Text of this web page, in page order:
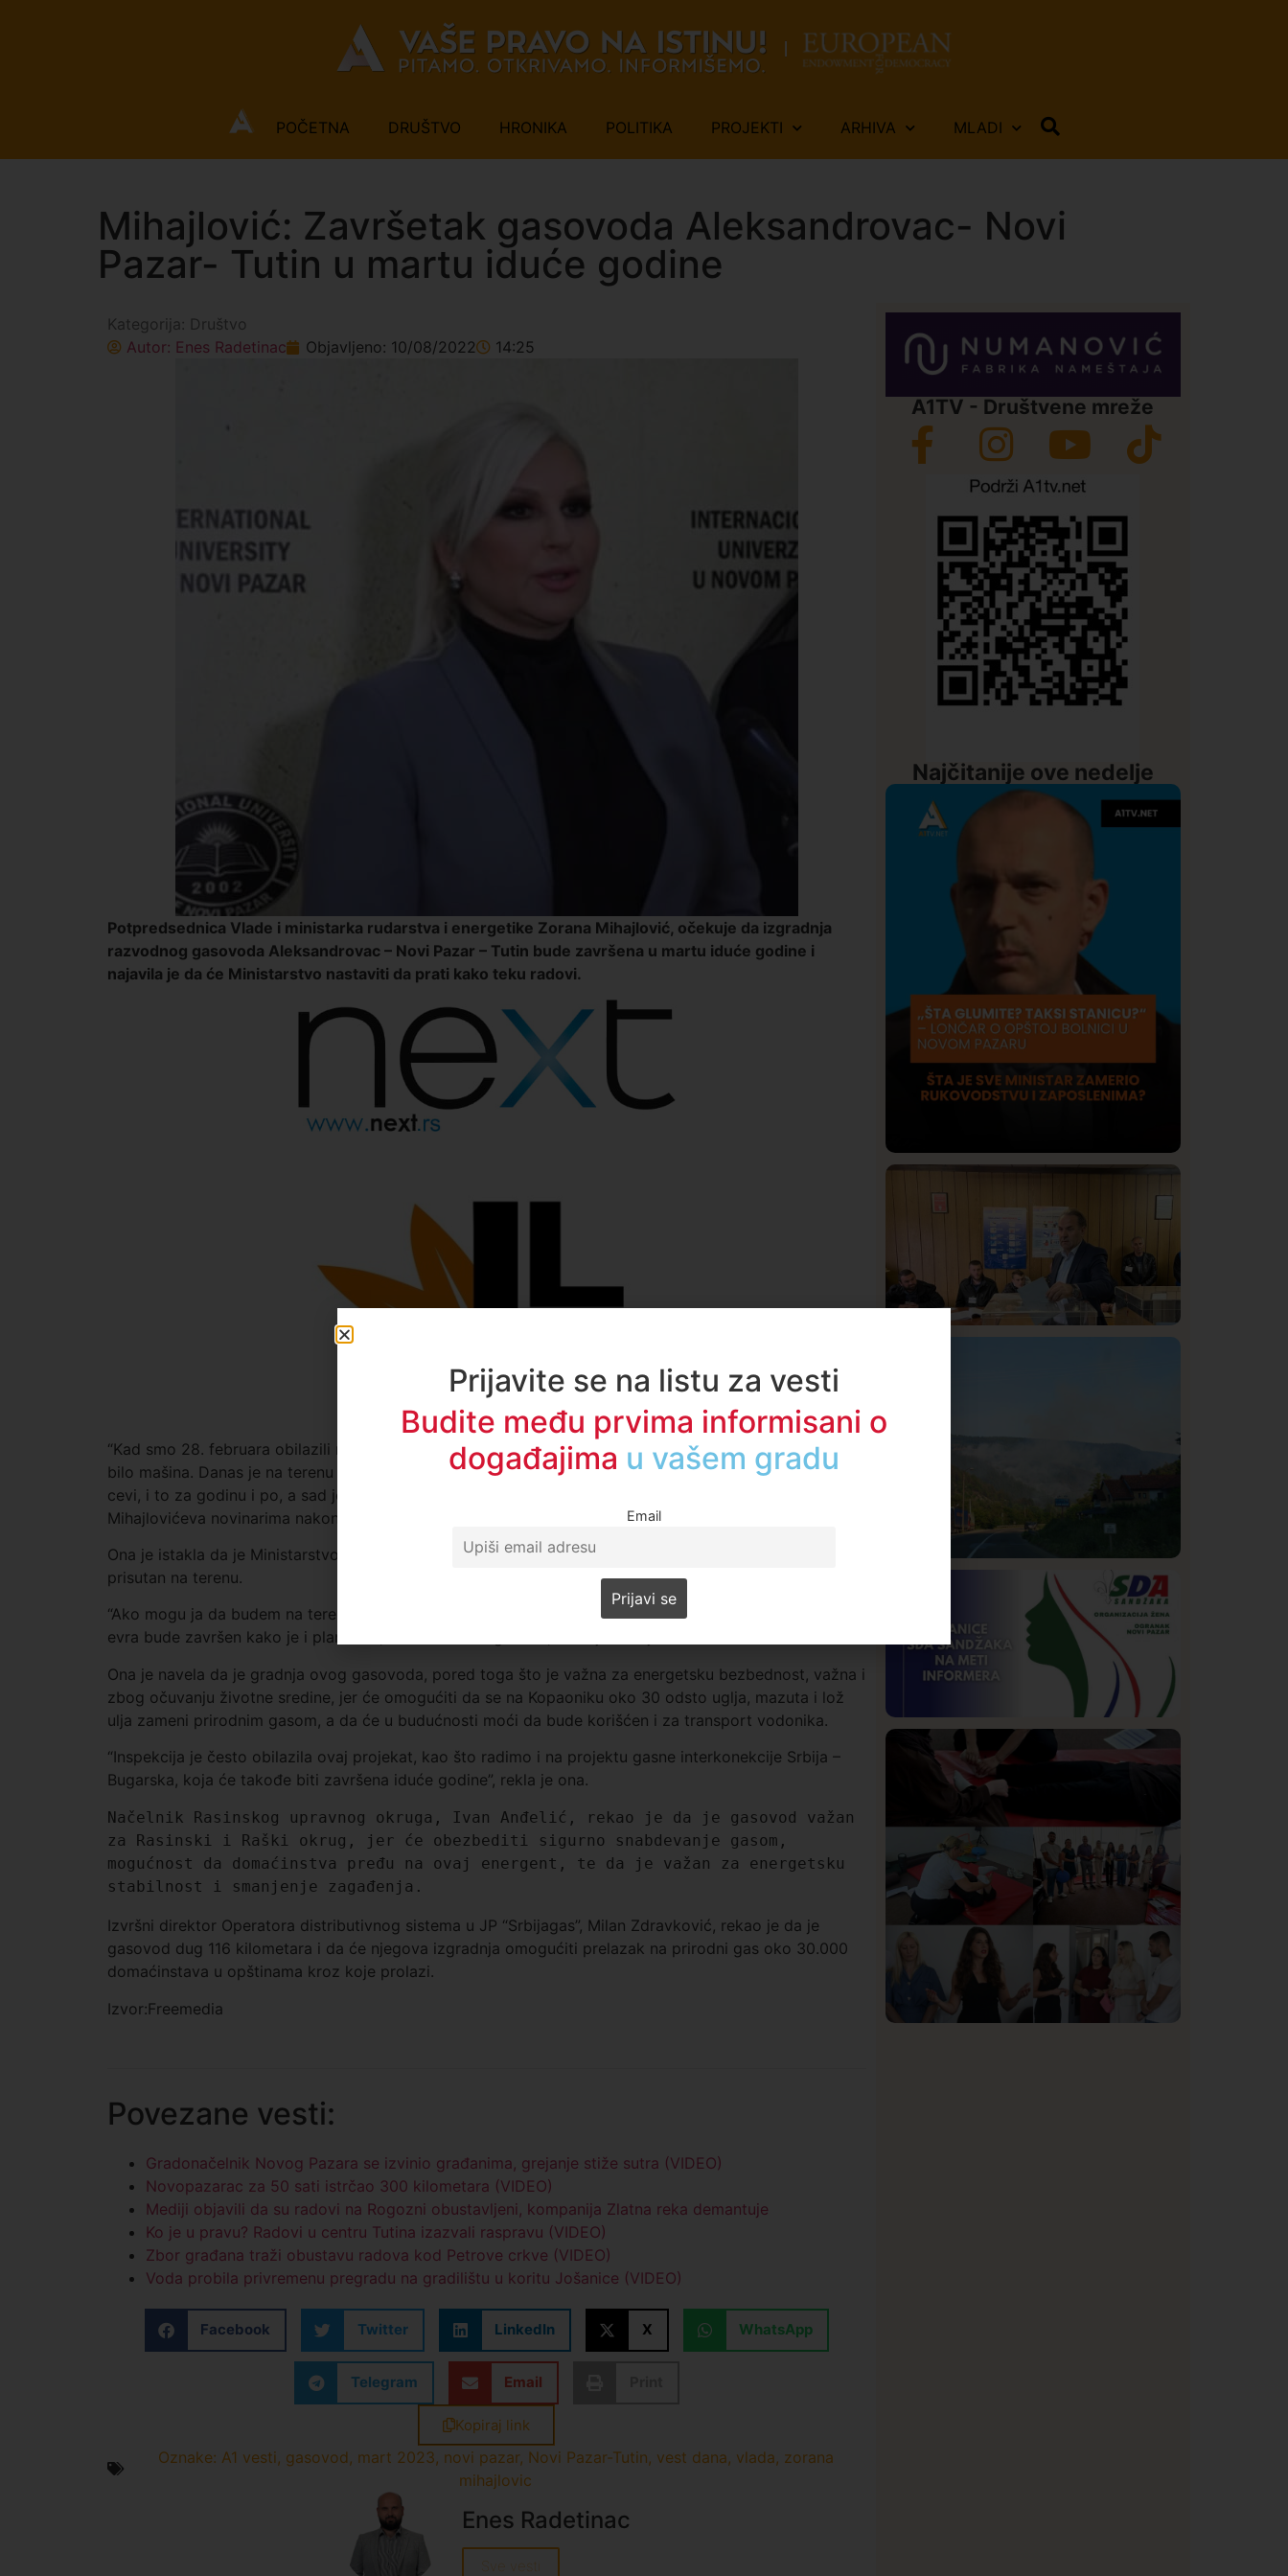
POČETNA DRUŠTVO HRONIKA POLITIKA PROJEKTI ARHIVA MLADI
Mihajlović: Završetak gasovoda Aleksandrovac- Novi
Pazar- Tutin u martu iduće godine
Kategorija: Društvo
Autor: Enes Radetinac Objavljeno: 10/08/2022 14:25
Potpredsednica Vlade i ministarka rudarstva i energetike Zorana Mihajlović, očekuje da izgradnja
razvodnog gasovoda Aleksandrovac – Novi Pazar – Tutin bude završena u martu iduće godine i
najavila je da će Ministarstvo nastaviti da prati kako teku radovi.
“Kad smo 28. februara obilazili radove na ovom gasovodu, zatekli smo na gradilištu četiri radnika i nije
bilo mašina. Danas je na terenu 195 radnika i više od 80 mašina. Tada je bilo zavareno 12 kilometara
cevi, i to za godinu i po, a sad je zavareno 60 km, a 80 km je još dopremljeno na trasu”, rekla je
Mihajlovićeva novinarima nakon obilaska radova na Kopaoniku.
Ona je istakla da je Ministarstvo tu za svaku pomoć, ali je važno da i investitor bude mnogo više
prisutan na terenu.
“Ako mogu ja da budem na terenu, može i Srbijagas. Očekujemo da ovaj gasovod vredan 52 miliona
evra bude završen kako je i planirano, u martu iduće godine”, rekla je Mihajlovićeva.
Ona je navela da je gradnja ovog gasovoda, pored toga što je važna za energetsku bezbednost, važna i
zbog očuvanju životne sredine, jer će omogućiti da se na Kopaoniku oko 30 odsto uglja, mazuta i lož
ulja zameni prirodnim gasom, a da će u budućnosti moći da bude korišćen i za transport vodonika.
“Inspekcija je često obilazila ovaj projekat, kao što radimo i na projektu gasne interkonekcije Srbija –
Bugarska, koja će takođe biti završena iduće godine”, rekla je ona.
Načelnik Rasinskog upravnog okruga, Ivan Anđelić, rekao je da je gasovod važan
za Rasinski i Raški okrug, jer će obezbediti sigurno snabdevanje gasom,
mogućnost da domaćinstva pređu na ovaj energent, te da je važan za energetsku
stabilnost i smanjenje zagađenja.
Izvršni direktor Operatora distributivnog sistema u JP “Srbijagas”, Milan Zdravković, rekao je da je
gasovod dug 116 kilometara i da će njegova izgradnja omogućiti prelazak na prirodni gas oko 30.000
domaćinstava u opštinama kroz koje prolazi.
Izvor:Freemedia
Povezane vesti:
Gradonačelnik Novog Pazara se izvinio građanima, grejanje stiže sutra (VIDEO)
Novopazarac za 50 sati istrčao 300 kilometara (VIDEO)
Mediji objavili da su radovi na Rogozni obustavljeni, kompanija Zlatna reka demantuje
Ko je u pravu? Radovi u centru Tutina izazvali raspravu (VIDEO)
Zbor građana traži obustavu radova kod Petrove crkve (VIDEO)
Voda probila privremenu pregradu na gradilištu u koritu Jošanice (VIDEO)
Facebook Twitter LinkedIn X WhatsApp
Telegram Email
Kopiraj link
Oznake: A1 vesti, gasovod, mart 2023, novi pazar, Novi Pazar-Tutin, vest dana, vlada, zorana
mihajlovic
Enes Radetinac
Sve vesti
A1TV - Društvene mreže
Najčitanije ove nedelje
Lončar o Opštoj bolnici u Novom
Pazaru: „Šta glumite? Taksi stanicu?“
Požar od Magliča do Ušća, brda u
plamenu – vatrogasci na terenu
Politika 169
Organizacija žena SDA Sandžaka osudila
tekst Informera o Anisi Fetahović i Adeli
Prijavite se na listu za vesti
Budite među prvima informisani o
događajima u regionu
Email